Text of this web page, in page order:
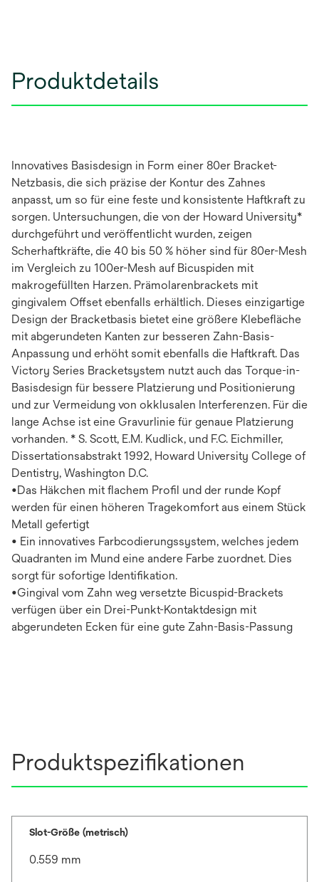
Produktdetails
Innovatives Basisdesign in Form einer 80er Bracket-
Netzbasis, die sich präzise der Kontur des Zahnes
anpasst, um so für eine feste und konsistente Haftkraft zu
sorgen. Untersuchungen, die von der Howard University*
durchgeführt und veröffentlicht wurden, zeigen
Scherhaftkräfte, die 40 bis 50 % höher sind für 80er-Mesh
im Vergleich zu 100er-Mesh auf Bicuspiden mit
makrogefüllten Harzen. Prämolarenbrackets mit
gingivalem Offset ebenfalls erhältlich. Dieses einzigartige
Design der Bracketbasis bietet eine größere Klebefläche
mit abgerundeten Kanten zur besseren Zahn-Basis-
Anpassung und erhöht somit ebenfalls die Haftkraft. Das
Victory Series Bracketsystem nutzt auch das Torque-in-
Basisdesign für bessere Platzierung und Positionierung
und zur Vermeidung von okklusalen Interferenzen. Für die
lange Achse ist eine Gravurlinie für genaue Platzierung
vorhanden. * S. Scott, E.M. Kudlick, und F.C. Eichmiller,
Dissertationsabstrakt 1992, Howard University College of
Dentistry, Washington D.C.
•Das Häkchen mit flachem Profil und der runde Kopf
werden für einen höheren Tragekomfort aus einem Stück
Metall gefertigt
• Ein innovatives Farbcodierungssystem, welches jedem
Quadranten im Mund eine andere Farbe zuordnet. Dies
sorgt für sofortige Identifikation.
•Gingival vom Zahn weg versetzte Bicuspid-Brackets
verfügen über ein Drei-Punkt-Kontaktdesign mit
abgerundeten Ecken für eine gute Zahn-Basis-Passung
Produktspezifikationen
Slot-Größe (metrisch)
0.559 mm